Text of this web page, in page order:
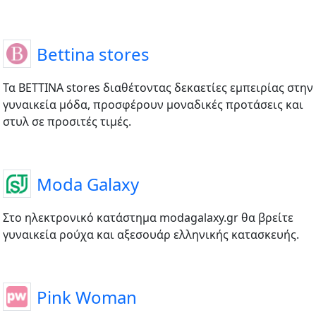
Bettina stores
Τα BETTINA stores διαθέτοντας δεκαετίες εμπειρίας στην
γυναικεία μόδα, προσφέρουν μοναδικές προτάσεις και
στυλ σε προσιτές τιμές.
Moda Galaxy
Στο ηλεκτρονικό κατάστημα modagalaxy.gr θα βρείτε
γυναικεία ρούχα και αξεσουάρ ελληνικής κατασκευής.
Pink Woman